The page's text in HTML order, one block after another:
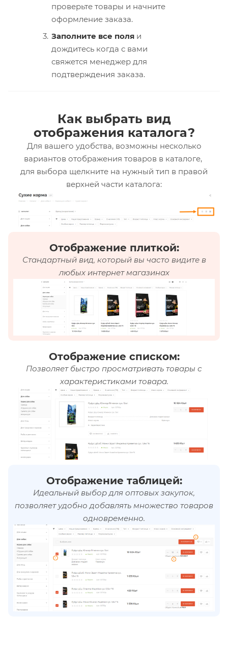
проверьте товары и начните
оформление заказа.
Заполните все поля и
дождитесь когда с вами
свяжется менеджер для
подтверждения заказа.
Как выбрать вид
отображения каталога?
Для вашего удобства, возможны несколько
вариантов отображения товаров в каталоге,
для выбора щелкните на нужный тип в правой
верхней части каталога:
Отображение плиткой:
Стандартный вид, который вы часто видите в
любых интернет магазинах
Отображение списком:
Позволяет быстро просматривать товары с
характеристиками товара.
Отображение таблицей:
Идеальный выбор для оптовых закупок,
позволяет удобно добавлять множество товаров
одновременно.